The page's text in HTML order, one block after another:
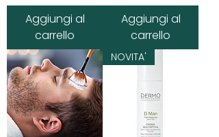
Aggiungi al
carrello
Aggiungi al
carrello
NOVITA'